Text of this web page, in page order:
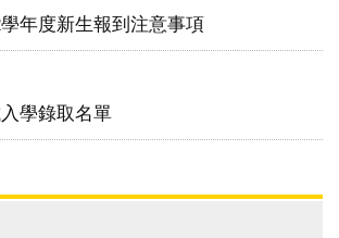
學年度新生報到注意事項
學錄取名單